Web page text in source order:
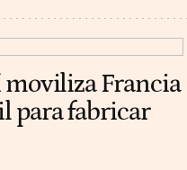
moviliza Francia
para fabricar